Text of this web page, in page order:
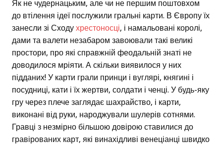
Як не чудернацьким, але чи не першим поштовхом
до втілення ідеї послужили гральні карти. В Європу їх
занесли зі Сходу хрестоносці, і намальовані королі,
дами та валети незабаром завоювали такі великі
простори, про які справжній феодальній знаті не
доводилося мріяти. А скільки виявилося у них
підданих! У карти грали принци і вуглярі, княгині і
посудниці, кати і їх жертви, солдати і ченці. У будь-яку
гру через плече заглядає шахрайство, і карти,
виконані від руки, народжували шулерів сотнями.
Гравці з незмірно більшою довірою ставилися до
гравірованих карт, які винахідливі венеціанці швидко